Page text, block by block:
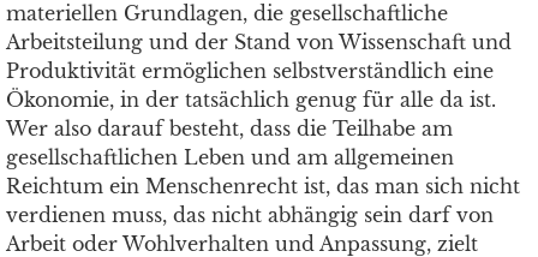
materiellen Grundlagen, die gesellschaftliche
Arbeitsteilung und der Stand von Wissenschaft und
Produktivität ermöglichen selbstverständlich eine
Ökonomie, in der tatsächlich genug für alle da ist.
Wer also darauf besteht, dass die Teilhabe am
gesellschaftlichen Leben und am allgemeinen
Reichtum ein Menschenrecht ist, das man sich nicht
verdienen muss, das nicht abhängig sein darf von
Arbeit oder Wohlverhalten und Anpassung, zielt